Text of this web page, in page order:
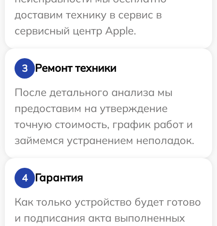
доставим технику в сервис в
сервисный центр Apple.
3
Ремонт техники
После детального анализа мы
предоставим на утверждение
точную стоимость, график работ и
займемся устранением неполадок.
4
Гарантия
Как только устройство будет готово
и подписания акта выполненных